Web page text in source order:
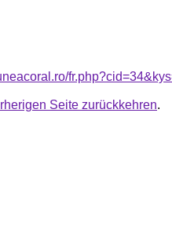
Seite zurückkehren.